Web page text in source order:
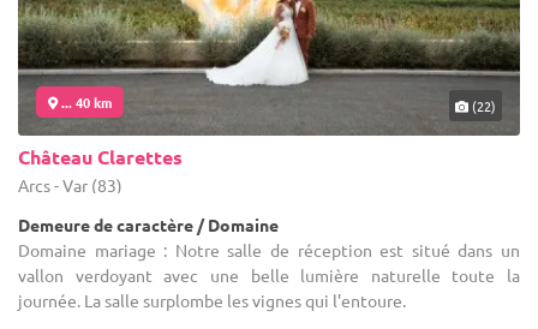
... 40 km (22)
Château Clarettes
Arcs - Var (83)
Demeure de caractère / Domaine
Domaine mariage : Notre salle de réception est situé dans un
vallon verdoyant avec une belle lumière naturelle toute la
journée. La salle surplombe les vignes qui l'entoure.